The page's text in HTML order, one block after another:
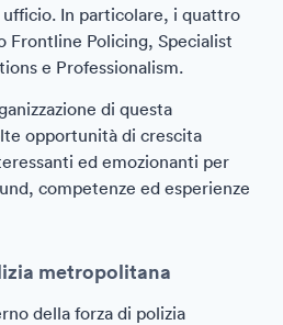
In particolare, i quattro
Frontline Policing, Specialist
e Professionalism.
di questa
opportunità di crescita
ed emozionanti per
competenze ed esperienze
metropolitana
della forza di polizia